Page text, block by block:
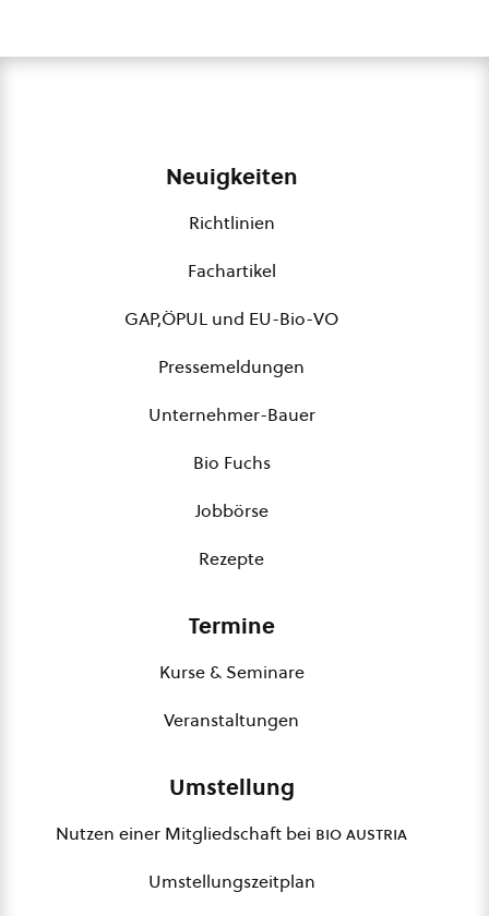
Neuigkeiten
Richtlinien
Fachartikel
GAP,ÖPUL und EU-Bio-VO
Pressemeldungen
Unternehmer-Bauer
Bio Fuchs
Jobbörse
Rezepte
Termine
Kurse & Seminare
Veranstaltungen
Umstellung
Nutzen einer Mitgliedschaft bei bio austria
Umstellungszeitplan